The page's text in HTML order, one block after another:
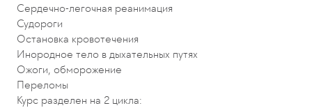
Сердечно-легочная реанимация
Судороги
Остановка кровотечения
Инородное тело в дыхательных путях
Ожоги, обморожение
Переломы
Курс разделен на 2 цикла: